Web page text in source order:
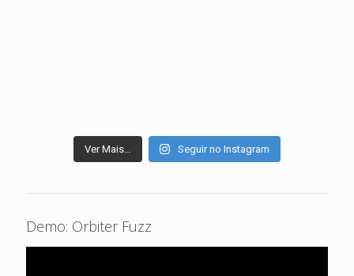
Ver Mais… Seguir no Instagram
Demo: Orbiter Fuzz